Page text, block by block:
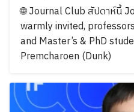
🌐 Journal Club สัปดาห์นี้
warmly invited,
and Master’s & PhD
Premcharoen (Dunk)